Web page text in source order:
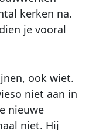
kerken na.
je vooral
ook wiet.
niet aan in
nieuwe
niet. Hij